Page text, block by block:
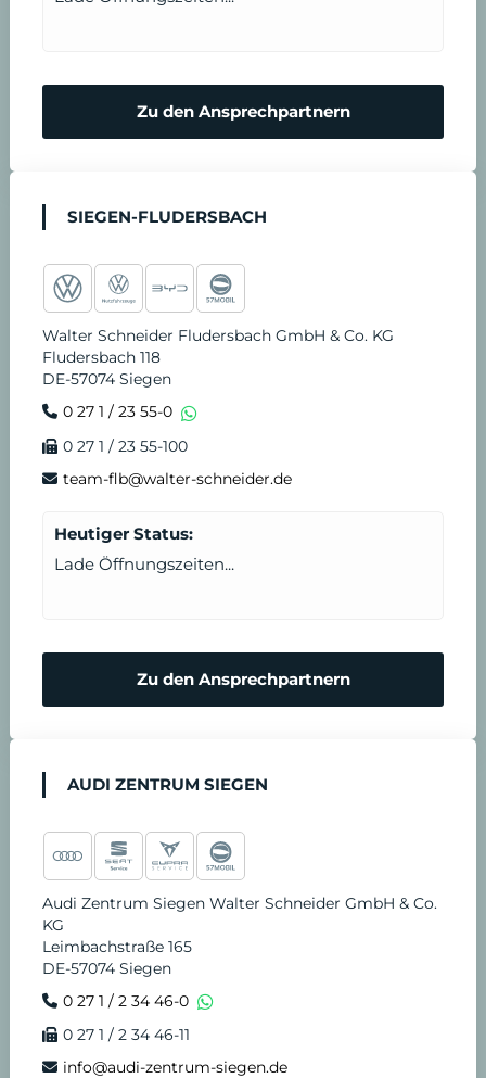
r
r
Zu den Ansprechpartnern
SIEGEN-FLUDERSBACH
Walter Schneider Fludersbach GmbH & Co. KG
Fludersbach 118
DE-57074 Siegen
0 27 1 / 23 55-0
0 27 1 / 23 55-100
team-flb@walter-schneider.de
Heutiger Status:
Lade Öffnungszeiten...
Zu den Ansprechpartnern
AUDI ZENTRUM SIEGEN
Audi Zentrum Siegen Walter Schneider GmbH & Co.
KG
Leimbachstraße 165
DE-57074 Siegen
0 27 1 / 2 34 46-0
0 27 1 / 2 34 46-11
info@audi-zentrum-siegen.de